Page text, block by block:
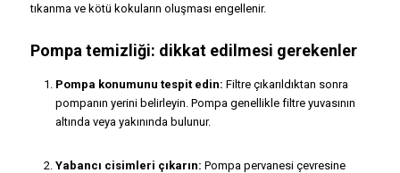
tıkanma ve kötü kokuların oluşması engellenir.
Pompa temizliği: dikkat edilmesi gerekenler
Pompa konumunu tespit edin: Filtre çıkarıldıktan sonra
pompanın yerini belirleyin. Pompa genellikle filtre yuvasının
altında veya yakınında bulunur.
Yabancı cisimleri çıkarın: Pompa pervanesi çevresine